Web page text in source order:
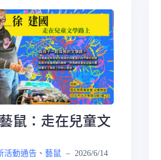
鼠：走在兒童文
活動通告、 藝鼠 – 2026/6/14